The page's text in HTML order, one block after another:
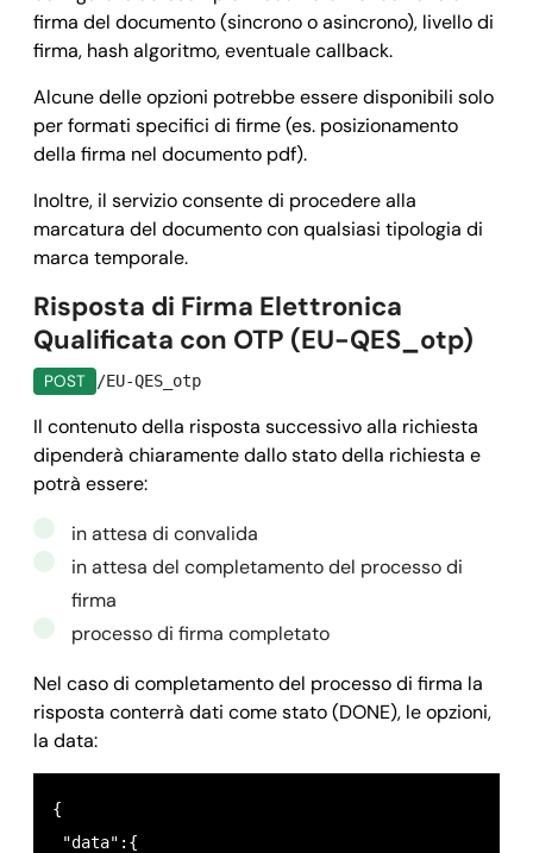
firma del documento (sincrono o asincrono), livello di
firma, hash algoritmo, eventuale callback.
Alcune delle opzioni potrebbe essere disponibili solo
per formati specifici di firme (es. posizionamento
della firma nel documento pdf).
Inoltre, il servizio consente di procedere alla
marcatura del documento con qualsiasi tipologia di
marca temporale.
Risposta di Firma Elettronica
Qualificata con OTP (EU-QES_otp)
POST /EU-QES_otp
Il contenuto della risposta successivo alla richiesta
dipenderà chiaramente dallo stato della richiesta e
potrà essere:
in attesa di convalida
in attesa del completamento del processo di
firma
processo di firma completato
Nel caso di completamento del processo di firma la
risposta conterrà dati come stato (DONE), le opzioni,
la data:
{
"data":{